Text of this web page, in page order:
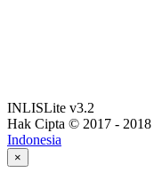
INLISLite v3.2
Hak Cipta © 2017 - 2018
Indonesia
×